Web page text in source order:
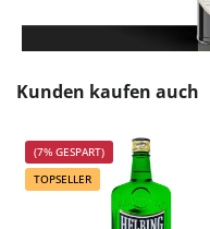
Produktgalerie überspringen
Kunden kaufen auch
(7% GESPART)
TOPSELLER